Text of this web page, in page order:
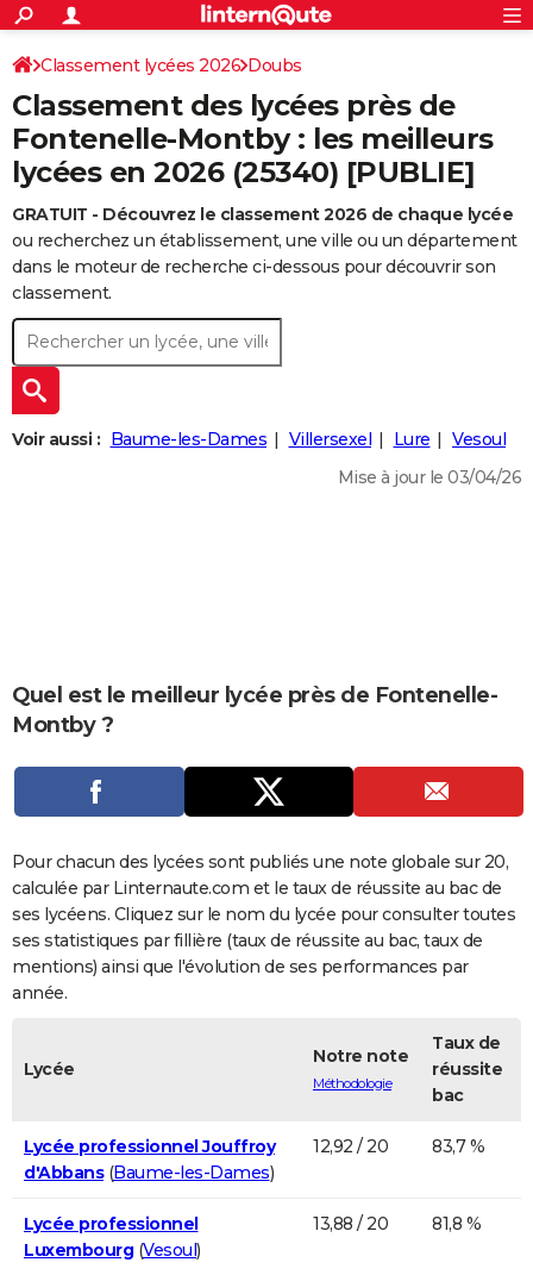
ACTUALITÉS
Politique
Société
Faits Divers
Education
Monde
Villes
+
SPORT
Coupe du monde 2026
Football
Tennis
Cyclisme
Rugby
Forum
Programme TV
TNT
Streaming
Cinéma
Sorties cinéma
Musique
+FINANCE
Retraite
Impôts
Epargne
Immobilier
Risques naturels par ville
Banque
Assurance
Crédit
AUTO
Essais
Réserver un essai
Citadines
Berlines
SUV
Forum auto
+
HIGH-TECH
BRICOLAGE
Forum
Aménagement intérieur
Extérieur
Cuisine
Salle de bains
Jardinage
Rangement
+WEEK-END
Guides de France
Escapades
Patrimoine
Expositions
Musées
Week-end nature
+
LIFESTYLE
CARTE DE VOEUX
Dictionnaire
Biographies
Expressions
Proverbes
PROGRAMME TV
COPAINS D'AVANT
S'inscrire
Se connecter
Lycées
Collèges
Primaires
Universités
Entreprises
Service militaire
Avis de recherche
AVIS DE DÉCÈS
FORUM
Bricolage
Lifestyle
Culture
Sport
Auto
Television
Voyage
Cinema
S'inscrire
Connexion
Classement lycées 2026 Doubs
Classement des lycées près de
Fontenelle-Montby : les meilleurs
lycées en 2026 (25340) [PUBLIE]
GRATUIT - Découvrez le classement 2026 de chaque lycée
ou recherchez un établissement, une ville ou un département
dans le moteur de recherche ci-dessous pour découvrir son
classement.
Voir aussi : Baume-les-Dames Villersexel Lure
Vesoul
Mise à jour le 03/04/26
Quel est le meilleur lycée près de Fontenelle-
Montby ?
Pour chacun des lycées sont publiés une note globale sur 20,
calculée par Linternaute.com et le taux de réussite au bac de
ses lycéens. Cliquez sur le nom du lycée pour consulter toutes
ses statistiques par fillière (taux de réussite au bac, taux de
mentions) ainsi que l'évolution de ses performances par
année.
Lycée
Notre note
Méthodologie
Taux de
réussite
bac
Lycée professionnel Jouffroy
d'Abbans(Baume-les-Dames)
12,92 / 20 83,7 %
Lycée professionnel
Luxembourg(Vesoul)
13,88 / 20 81,8 %